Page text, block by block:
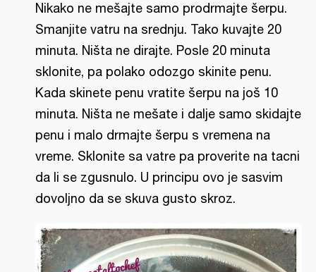
Nikako ne mešajte samo prodrmajte šerpu.
Smanjite vatru na srednju. Tako kuvajte 20
minuta. Ništa ne dirajte. Posle 20 minuta
sklonite, pa polako odozgo skinite penu.
Kada skinete penu vratite šerpu na još 10
minuta. Ništa ne mešate i dalje samo skidajte
penu i malo drmajte šerpu s vremena na
vreme. Sklonite sa vatre pa proverite na tacni
da li se zgusnulo. U principu ovo je sasvim
dovoljno da se skuva gusto skroz.